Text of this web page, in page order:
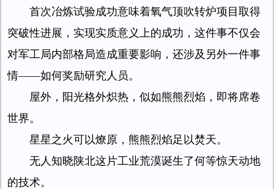
首次冶炼试验成功意味着氧气顶吹转炉项目取得
突破性进展，实现实质意义上的成功，这件事不仅会
对军工局内部格局造成重要影响，还涉及另外一件事
情——如何奖励研究人员。
屋外，阳光格外炽热，似如熊熊烈焰，即将席卷
世界。
星星之火可以燎原，熊熊烈焰足以焚天。
无人知晓陕北这片工业荒漠诞生了何等惊天动地
的技术。